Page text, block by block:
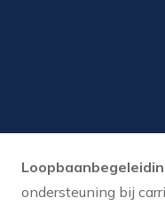
ondersteuning bij